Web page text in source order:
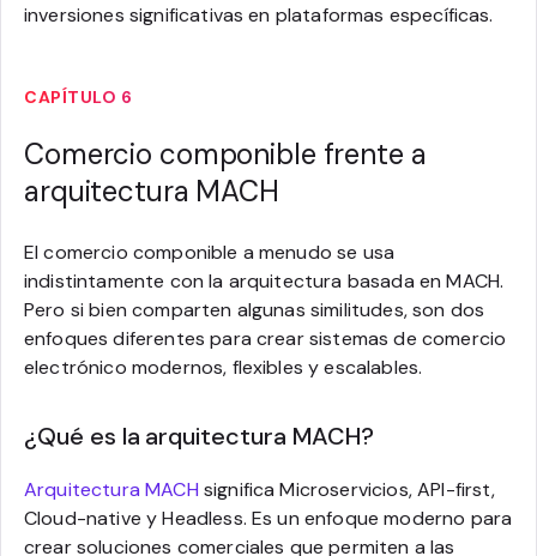
inversiones significativas en plataformas específicas.
CAPÍTULO 6
Comercio componible frente a
arquitectura MACH
El comercio componible a menudo se usa
indistintamente con la arquitectura basada en MACH.
Pero si bien comparten algunas similitudes, son dos
enfoques diferentes para crear sistemas de comercio
electrónico modernos, flexibles y escalables.
¿Qué es la arquitectura MACH?
Arquitectura MACH significa Microservicios, API-first,
Cloud-native y Headless. Es un enfoque moderno para
crear soluciones comerciales que permiten a las